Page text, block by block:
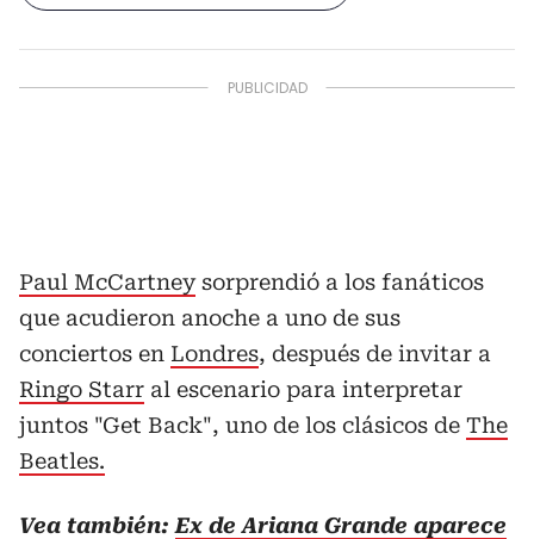
Paul McCartneysorprendió a los fanáticos
que acudieron anoche a uno de sus
conciertos en Londres, después de invitar a
Ringo Starr al escenario para interpretar
juntos "Get Back", uno de los clásicos de The
Beatles.
Vea también:Ex de Ariana Grande aparece